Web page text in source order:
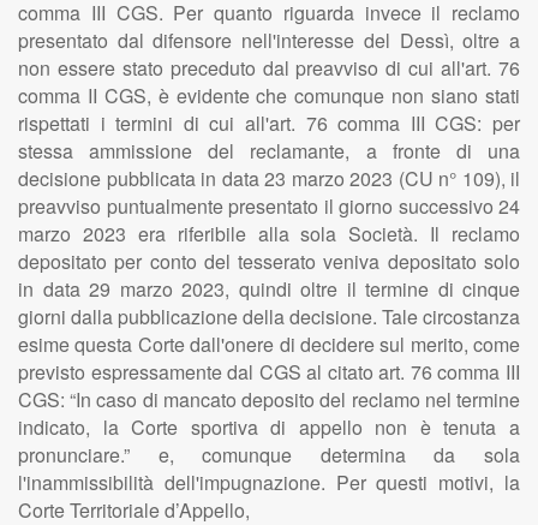
comma III CGS. Per quanto riguarda invece il reclamo
presentato dal difensore nell'interesse del Dessì, oltre a
non essere stato preceduto dal preavviso di cui all'art. 76
comma II CGS, è evidente che comunque non siano stati
rispettati i termini di cui all'art. 76 comma III CGS: per
stessa ammissione del reclamante, a fronte di una
decisione pubblicata in data 23 marzo 2023 (CU n° 109), il
preavviso puntualmente presentato il giorno successivo 24
marzo 2023 era riferibile alla sola Società. Il reclamo
depositato per conto del tesserato veniva depositato solo
in data 29 marzo 2023, quindi oltre il termine di cinque
giorni dalla pubblicazione della decisione. Tale circostanza
esime questa Corte dall'onere di decidere sul merito, come
previsto espressamente dal CGS al citato art. 76 comma III
CGS: “In caso di mancato deposito del reclamo nel termine
indicato, la Corte sportiva di appello non è tenuta a
pronunciare.” e, comunque determina da sola
l'inammissibilità dell'impugnazione. Per questi motivi, la
Corte Territoriale d’Appello,